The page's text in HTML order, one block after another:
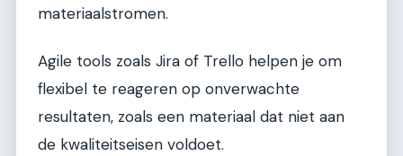
materiaalstromen.
Agile tools zoals Jira of Trello helpen je om
flexibel te reageren op onverwachte
resultaten, zoals een materiaal dat niet aan
de kwaliteitseisen voldoet.